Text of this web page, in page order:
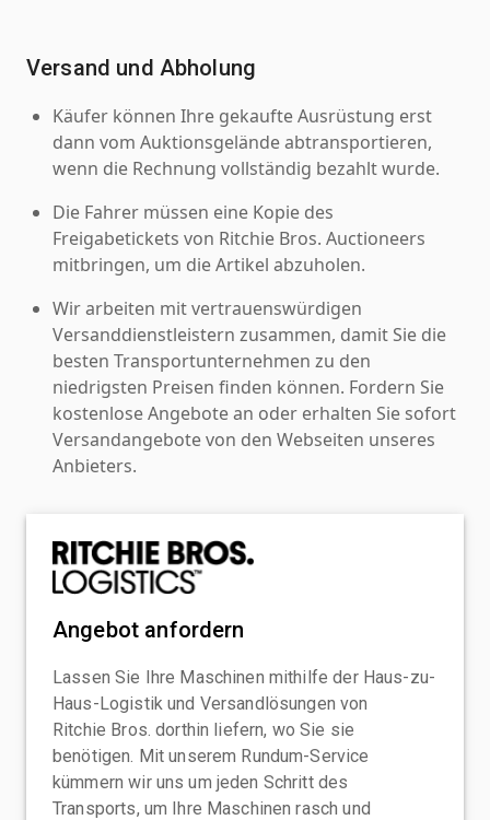
Versand und Abholung
Käufer können Ihre gekaufte Ausrüstung erst
dann vom Auktionsgelände abtransportieren,
wenn die Rechnung vollständig bezahlt wurde.
Die Fahrer müssen eine Kopie des
Freigabetickets von Ritchie Bros. Auctioneers
mitbringen, um die Artikel abzuholen.
Wir arbeiten mit vertrauenswürdigen
Versanddienstleistern zusammen, damit Sie die
besten Transportunternehmen zu den
niedrigsten Preisen finden können. Fordern Sie
kostenlose Angebote an oder erhalten Sie sofort
Versandangebote von den Webseiten unseres
Anbieters.
Angebot anfordern
Lassen Sie Ihre Maschinen mithilfe der Haus-zu-
Haus-Logistik und Versandlösungen von
Ritchie Bros. dorthin liefern, wo Sie sie
benötigen. Mit unserem Rundum-Service
kümmern wir uns um jeden Schritt des
Transports, um Ihre Maschinen rasch und